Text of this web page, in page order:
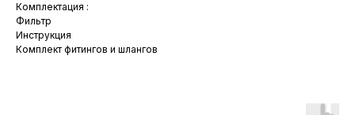
Комплектация :
Фильтр
Инструкция
Комплект фитингов и шлангов